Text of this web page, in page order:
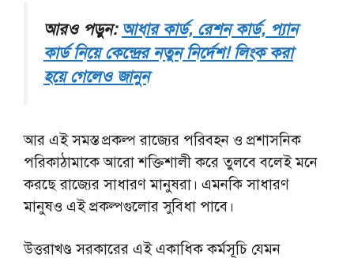
আরও পড়ুন: আধার কার্ড, রেশন কার্ড, প্যান
কার্ড নিয়ে কেন্দ্রের নতুন নির্দেশ! লিংক করা
হয়ে গেলেও জানুন
আর এই সমস্ত প্রকল্প রাজ্যের পরিবহন ও প্রশাসনিক
পরিকাঠামাকে আরো শক্তিশালী করে তুলবে বলেই মনে
করছে রাজ্যের সাধারণ মানুষরা। এমনকি সাধারণ
মানুষও এই প্রকল্পগুলোর সুবিধা পাবে।
উত্তরাখণ্ড সরকারের এই একাধিক কর্মসূচি যেমন